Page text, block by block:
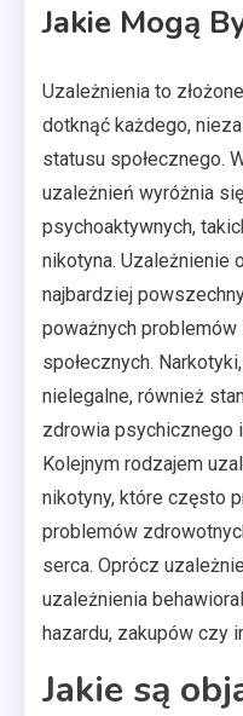
Jakie Mogą
Uzależnienia to
dotknąć każdego,
statusu społecznego.
uzależnień wyróżnia
psychoaktywnych,
nikotyna. Uzależnienie
najbardziej
poważnych
społecznych.
nielegalne, również
zdrowia psychicznego
Kolejnym rodzajem
nikotyny, które często
problemów
serca. Oprócz
uzależnienia
hazardu, zakupów czy
Jakie są